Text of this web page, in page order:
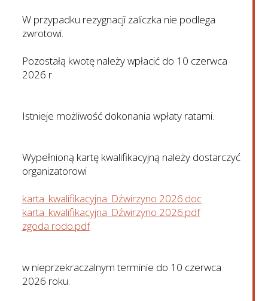
W przypadku rezygnacji zaliczka nie podlega
zwrotowi.
Pozostałą kwotę należy wpłacić do 10 czerwca
2026 r.
Istnieje możliwość dokonania wpłaty ratami.
Wypełnioną kartę kwalifikacyjną należy dostarczyć
organizatorowi
karta_kwalifikacyjna_Dźwirzyno 2026.doc
karta_kwalifikacyjna_Dźwirzyno 2026.pdf
zgoda rodo.pdf
w nieprzekraczalnym terminie do 10 czerwca
2026 roku.